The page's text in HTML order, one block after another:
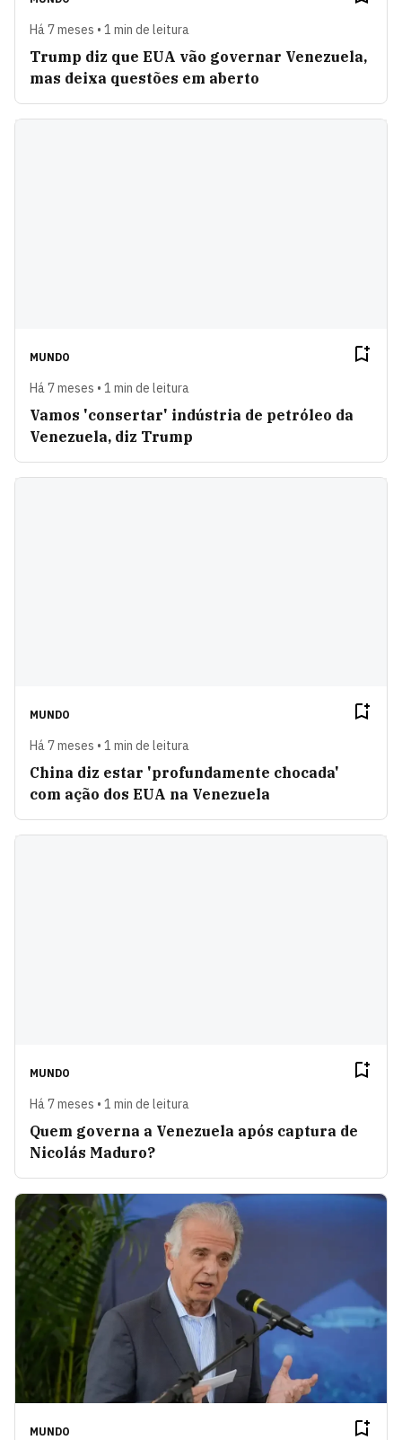
Há 7 meses • 1 min de leitura
Trump diz que EUA vão governar Venezuela,
mas deixa questões em aberto
MUNDO
Há 7 meses • 1 min de leitura
Vamos 'consertar' indústria de petróleo da
Venezuela, diz Trump
MUNDO
Há 7 meses • 1 min de leitura
China diz estar 'profundamente chocada'
com ação dos EUA na Venezuela
MUNDO
Há 7 meses • 1 min de leitura
Quem governa a Venezuela após captura de
Nicolás Maduro?
MUNDO